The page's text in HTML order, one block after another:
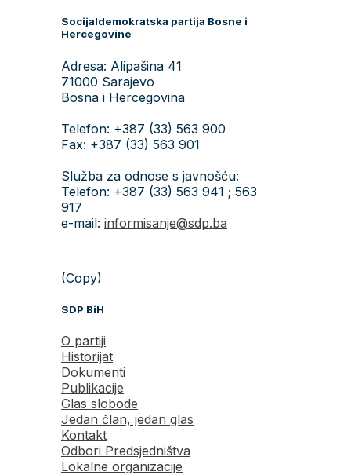
Socijaldemokratska partija Bosne i
Hercegovine
Adresa: Alipašina 41
71000 Sarajevo
Bosna i Hercegovina
Telefon: +387 (33) 563 900
Fax: +387 (33) 563 901
Služba za odnose s javnošću:
Telefon: +387 (33) 563 941 ; 563
917
e-mail: informisanje@sdp.ba
(Copy)
SDP BiH
O partiji
Historijat
Dokumenti
Publikacije
Glas slobode
Jedan član, jedan glas
Kontakt
Odbori Predsjedništva
Lokalne organizacije